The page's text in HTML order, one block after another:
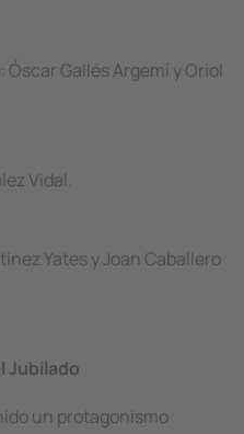
Gallés Argemí y Oriol
Vidal.
Yates y Joan Caballero
Jubilado
un protagonismo